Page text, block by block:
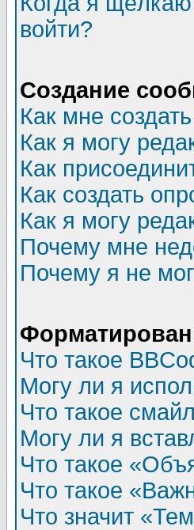
войти?
Создание
Как мне
Как я могу
Как
Как создать
Как я могу
Почему мне
Почему я не
Что такое
Могу ли я
Что такое
Могу ли я
Что такое
Что такое
Что значит